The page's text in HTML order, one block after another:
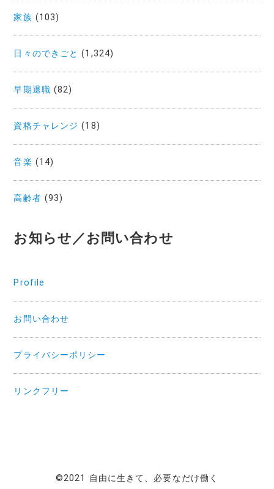
家族 (103)
日々のできごと (1,324)
早期退職 (82)
資格チャレンジ (18)
音楽 (14)
高齢者 (93)
お知らせ／お問い合わせ
Profile
お問い合わせ
プライバシーポリシー
リンクフリー
©2021 自由に生きて、必要なだけ働く